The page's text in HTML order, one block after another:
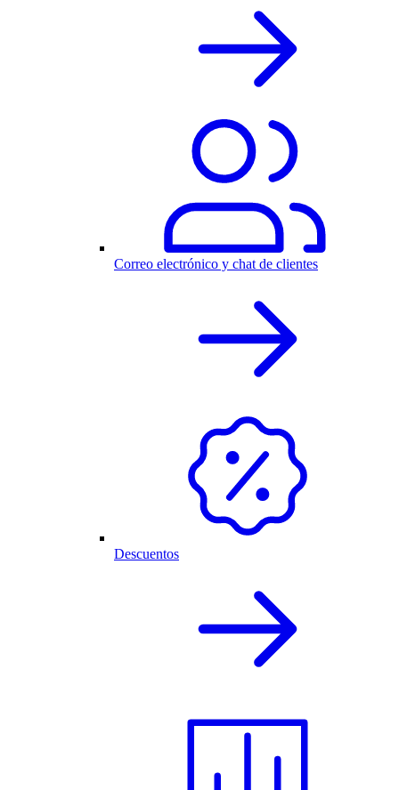
Correo electrónico y chat de clientes
Descuentos